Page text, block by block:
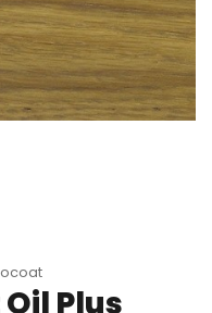
Plus